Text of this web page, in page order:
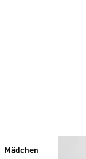
Mädchen